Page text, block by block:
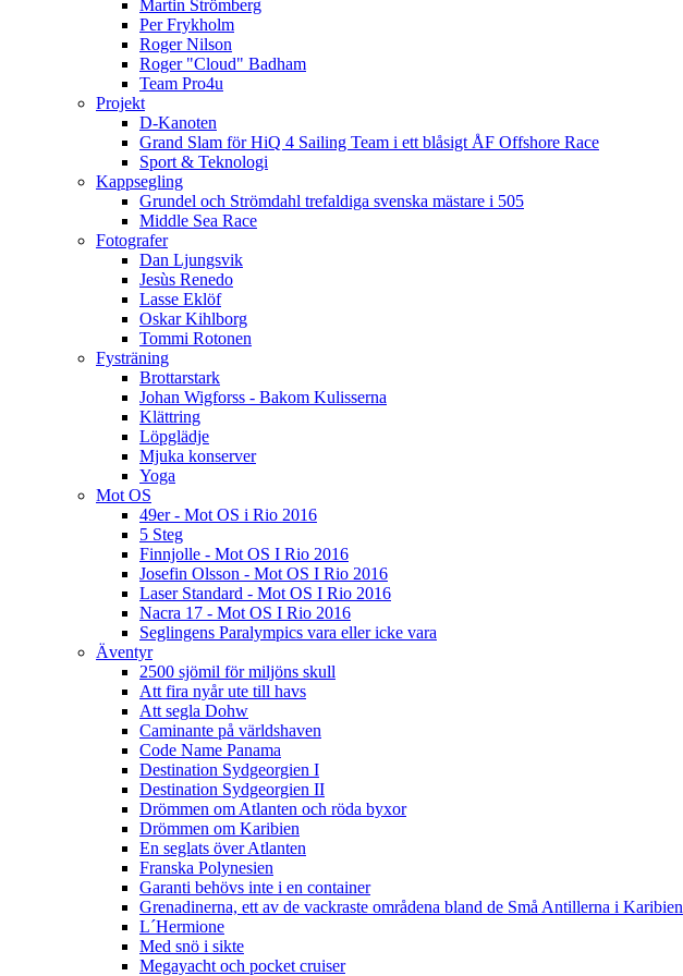
Martin Strömberg
Per Frykholm
Roger Nilson
Roger "Cloud" Badham
Team Pro4u
Projekt
D-Kanoten
Grand Slam för HiQ 4 Sailing Team i ett blåsigt ÅF Offshore Race
Sport & Teknologi
Kappsegling
Grundel och Strömdahl trefaldiga svenska mästare i 505
Middle Sea Race
Fotografer
Dan Ljungsvik
Jesùs Renedo
Lasse Eklöf
Oskar Kihlborg
Tommi Rotonen
Fysträning
Brottarstark
Johan Wigforss - Bakom Kulisserna
Klättring
Löpglädje
Mjuka konserver
Yoga
Mot OS
49er - Mot OS i Rio 2016
5 Steg
Finnjolle - Mot OS I Rio 2016
Josefin Olsson - Mot OS I Rio 2016
Laser Standard - Mot OS I Rio 2016
Nacra 17 - Mot OS I Rio 2016
Seglingens Paralympics vara eller icke vara
Äventyr
2500 sjömil för miljöns skull
Att fira nyår ute till havs
Att segla Dohw
Caminante på världshaven
Code Name Panama
Destination Sydgeorgien I
Destination Sydgeorgien II
Drömmen om Atlanten och röda byxor
Drömmen om Karibien
En seglats över Atlanten
Franska Polynesien
Garanti behövs inte i en container
Grenadinerna, ett av de vackraste områdena bland de Små Antillerna i Karibien
L´Hermione
Med snö i sikte
Megayacht och pocket cruiser